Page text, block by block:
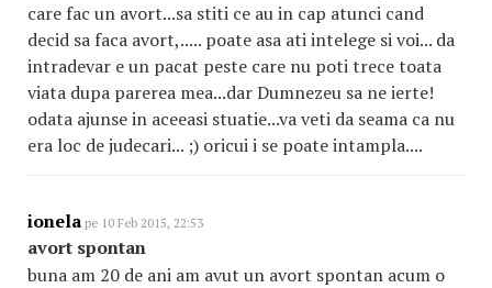
care fac un avort...sa stiti ce au in cap atunci cand
decid sa faca avort,..... poate asa ati intelege si voi... da
intradevar e un pacat peste care nu poti trece toata
viata dupa parerea mea...dar Dumnezeu sa ne ierte!
odata ajunse in aceeasi stuatie...va veti da seama ca nu
era loc de judecari... ;) oricui i se poate intampla....
ionela pe 10 Feb 2015, 22:53
avort spontan
buna am 20 de ani am avut un avort spontan acum o